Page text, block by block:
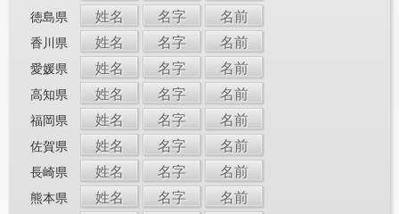
徳島県 姓名 名字 名前
香川県 姓名 名字 名前
愛媛県 姓名 名字 名前
高知県 姓名 名字 名前
福岡県 姓名 名字 名前
佐賀県 姓名 名字 名前
長崎県 姓名 名字 名前
熊本県 姓名 名字 名前